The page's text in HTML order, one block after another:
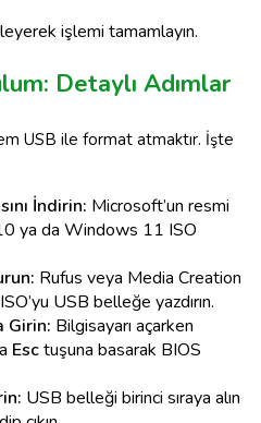
işlemi tamamlayın.
Detaylı Adımlar
USB ile format atmaktır. İşte
İndirin: Microsoft’un resmi
ya da Windows 11 ISO
Rufus veya Media Creation
USB belleğe yazdırın.
Girin: Bilgisayarı açarken
Esctuşuna basarak BIOS
USB belleği birinci sıraya alın